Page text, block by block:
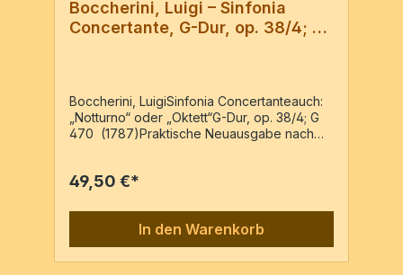
Boccherini, Luigi – Sinfonia
Concertante, G-Dur, op. 38/4; G
Boccherini, LuigiSinfonia Concertanteauch:
„Notturno“ oder „Oktett“G-Dur, op. 38/4; G
470 (1787)Praktische Neuausgabe nach
deux violoncelles, alto, oboe ou flûte, cor et
- à Paris, chez Pleyel, auteur rue Neuve
des Petits Champs .. » PN 140, c1798 für
Oboe (Flöte), Horn & Fagott, 2 Violinen,
Viola, 2 Violoncelli oder Violoncello & Basso
49,50 €*
In den Warenkorb